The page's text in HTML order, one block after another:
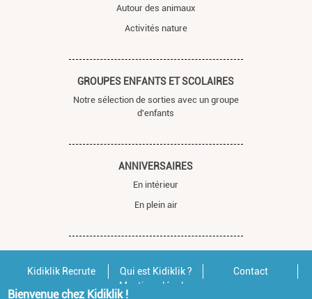
Autour des animaux
Activités nature
GROUPES ENFANTS ET SCOLAIRES
Notre sélection de sorties avec un groupe
d'enfants
ANNIVERSAIRES
En intérieur
En plein air
Kidiklik Recrute Qui est Kidiklik ?
Contact
Mentions légales
Bienvenue chez Kidiklik !